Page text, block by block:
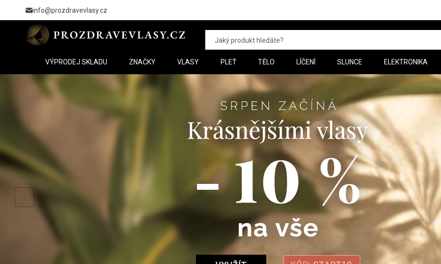
info@prozdravevlasy.cz
VÝPRODEJ SKLADU ZNAČKY VLASY PLEŤ TĚLO LÍČENÍ SLUNCE ELEKTRONIKA